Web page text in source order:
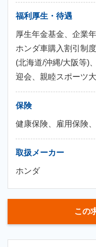
福利厚生・待遇
厚生年金基金、企
ホンダ車購入割引制
(北海道/沖縄/大阪等)
迎会、親睦スポーツ
保険
健康保険、雇用保険
取扱メーカー
ホンダ
この